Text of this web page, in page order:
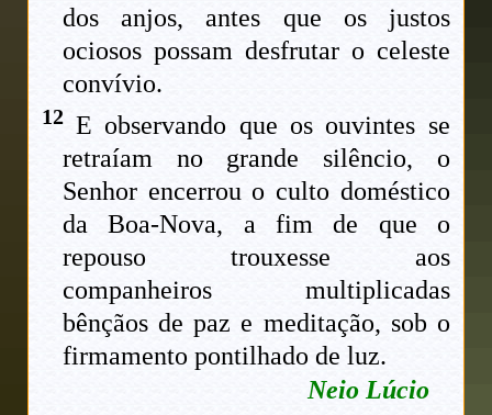
dos anjos, antes que os justos
ociosos possam desfrutar o celeste
convívio.
12 E observando que os ouvintes se
retraíam no grande silêncio, o
Senhor encerrou o culto doméstico
da Boa-Nova, a fim de que o
repouso trouxesse aos
companheiros multiplicadas
bênçãos de paz e meditação, sob o
firmamento pontilhado de luz.
Neio Lúcio